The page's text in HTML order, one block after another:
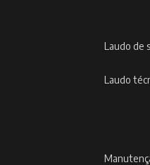
laudo de
laudo